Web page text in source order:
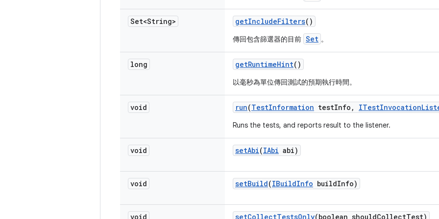
Set<String> getIncludeFilters()
傳回包含篩選器的目前 Set 。
long getRuntimeHint()
以毫秒為單位傳回測試的預期執行時間。
void run(TestInformation testInfo , ITestInvocation
Runs the tests, and reports result to the listener.
void setAbi(IAbi abi)
void setBuild(IBuildInfo buildInfo)
void setCollectTestsOnly(boolean shouldCollectTest)